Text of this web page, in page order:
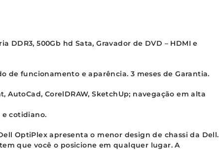
DDR3, 500Gb hd Sata, Gravador de DVD – HDMI e
de funcionamento e aparência. 3 meses de Garantia.
AutoCad, CorelDRAW, SketchUp; navegação em alta
e cotidiano.
OptiPlex apresenta o menor design de chassi da Dell.
que você o posicione em qualquer lugar. A